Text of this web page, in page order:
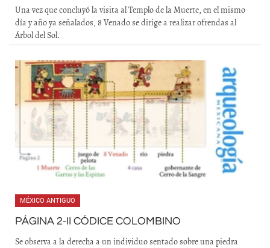
Una vez que concluyó la visita al Templo de la Muerte, en el mismo
día y año ya señalados, 8 Venado se dirige a realizar ofrendas al
Árbol del Sol.
MÉXICO ANTIGUO
PÁGINA 2-II CÓDICE COLOMBINO
Se observa a la derecha a un individuo sentado sobre una piedra